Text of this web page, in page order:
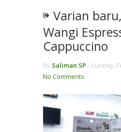
Varian
Wangi
Cappuccino
By Saliman SP - Sunday,
No Comments